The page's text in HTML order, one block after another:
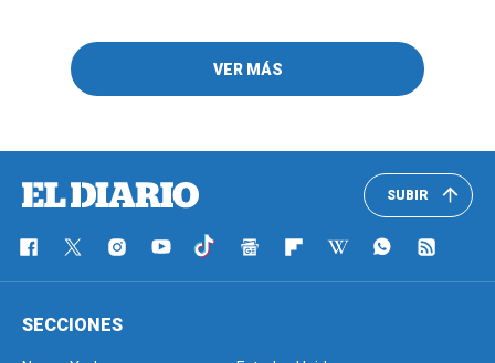
VER MÁS
SUBIR
SECCIONES